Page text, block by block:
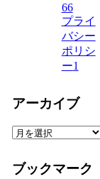
66
プライ
バシー
ポリシ
ー1
アーカイブ
ア
カ
ブックマーク